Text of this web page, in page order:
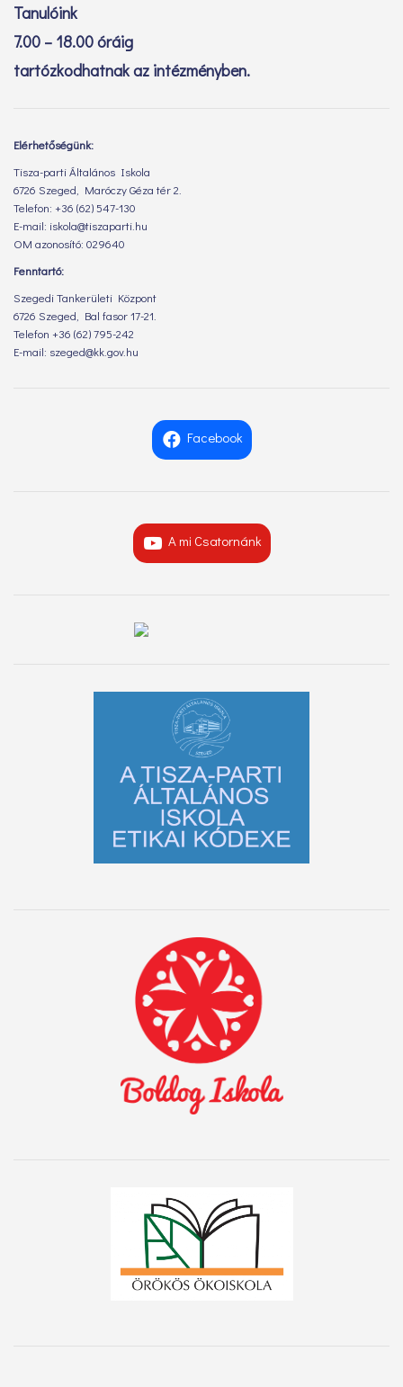
Tanulóink
7.00 – 18.00 óráig
tartózkodhatnak az intézményben.
Elérhetőségünk:
Tisza-parti Általános Iskola
6726 Szeged, Maróczy Géza tér 2.
Telefon: +36 (62) 547-130
E-mail: iskola@tiszaparti.hu
OM azonosító: 029640
Fenntartó:
Szegedi Tankerületi Központ
6726 Szeged, Bal fasor 17-21.
Telefon +36 (62) 795-242
E-mail: szeged@kk.gov.hu
Facebook
A mi Csatornánk